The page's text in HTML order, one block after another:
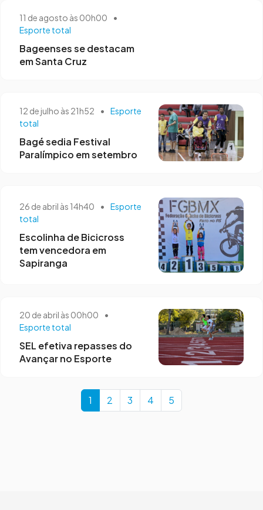
11 de agosto às 00h00
•
Esporte total
Bageenses se destacam
em Santa Cruz
12 de julho às 21h52 •
Esporte
total
Bagé sedia Festival
Paralímpico em setembro
26 de abril às 14h40 •
Esporte
total
Escolinha de Bicicross
tem vencedora em
Sapiranga
20 de abril às 00h00
•
Esporte total
SEL efetiva repasses do
Avançar no Esporte
Current Page
1 Page
2 Page
3 Page
4 Page
5